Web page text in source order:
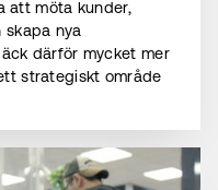
att möta kunder,
skapa nya
därför mycket mer
strategiskt område